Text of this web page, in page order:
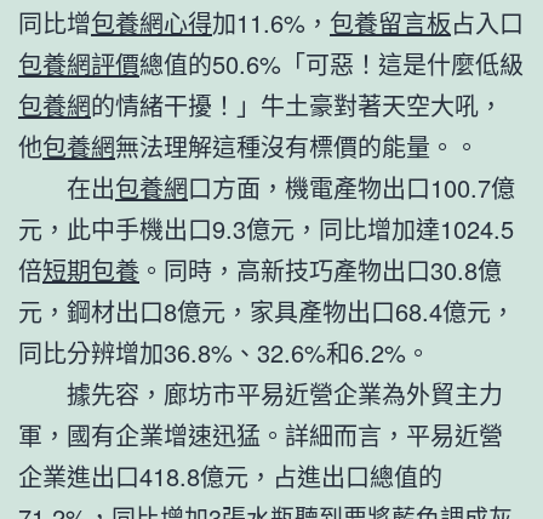
同比增包養網心得加11.6%， 包養留言板占入口
包養網評價總值的50.6%「可惡！這是什麼低級
包養網的情緒干擾！」牛土豪對著天空大吼，
他包養網無法理解這種沒有標價的能量。。
在出包養網口方面，機電產物出口100.7億
元，此中手機出口9.3億元，同比增加達1024.5
倍短期包養 。同時，高新技巧產物出口30.8億
元，鋼材出口8億元，家具產物出口68.4億元，
同比分辨增加36.8%、32.6%和6.2%。
據先容，廊坊市平易近營企業為外貿主力
軍，國有企業增速迅猛。詳細而言，平易近營
企業進出口418.8億元，占進出口總值的